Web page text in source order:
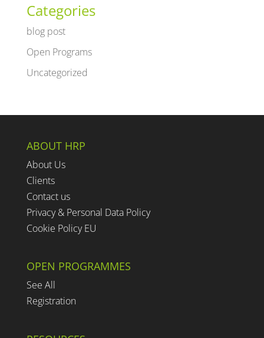
Categories
blog post
Open Programs
Uncategorized
ABOUT HRP
About Us
Clients
Contact us
Privacy & Personal Data Policy
Cookie Policy EU
OPEN PROGRAMMES
See All
Registration